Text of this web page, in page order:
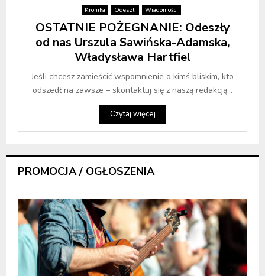
Kronika Odeszli Wiadomości
OSTATNIE POŻEGNANIE: Odeszły
od nas Urszula Sawińska-Adamska,
Władysława Hartfiel
Jeśli chcesz zamieścić wspomnienie o kimś bliskim, kto
odszedł na zawsze – skontaktuj się z naszą redakcją...
Czytaj więcej
PROMOCJA / OGŁOSZENIA